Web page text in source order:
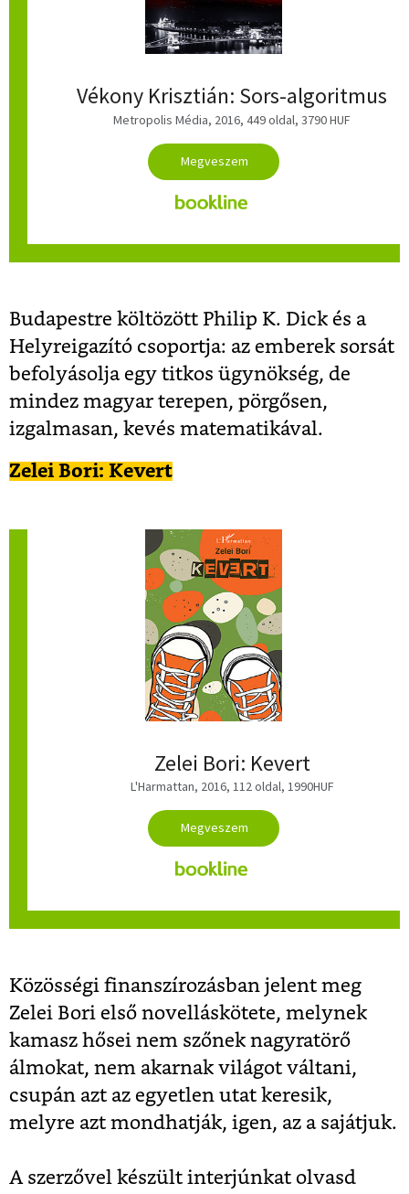
Vékony Krisztián: Sors-algoritmus
Metropolis Média, 2016, 449 oldal, 3790 HUF
Budapestre költözött Philip K. Dick és a
Helyreigazító csoportja: az emberek sorsát
befolyásolja egy titkos ügynökség, de
mindez magyar terepen, pörgősen,
izgalmasan, kevés matematikával.
Zelei Bori: Kevert
Zelei Bori: Kevert
L'Harmattan, 2016, 112 oldal, 1990HUF
Közösségi finanszírozásban jelent meg
Zelei Bori első novelláskötete, melynek
kamasz hősei nem szőnek nagyratörő
álmokat, nem akarnak világot váltani,
csupán azt az egyetlen utat keresik,
melyre azt mondhatják, igen, az a sajátjuk.
A szerzővel készült interjúnkat olvasd